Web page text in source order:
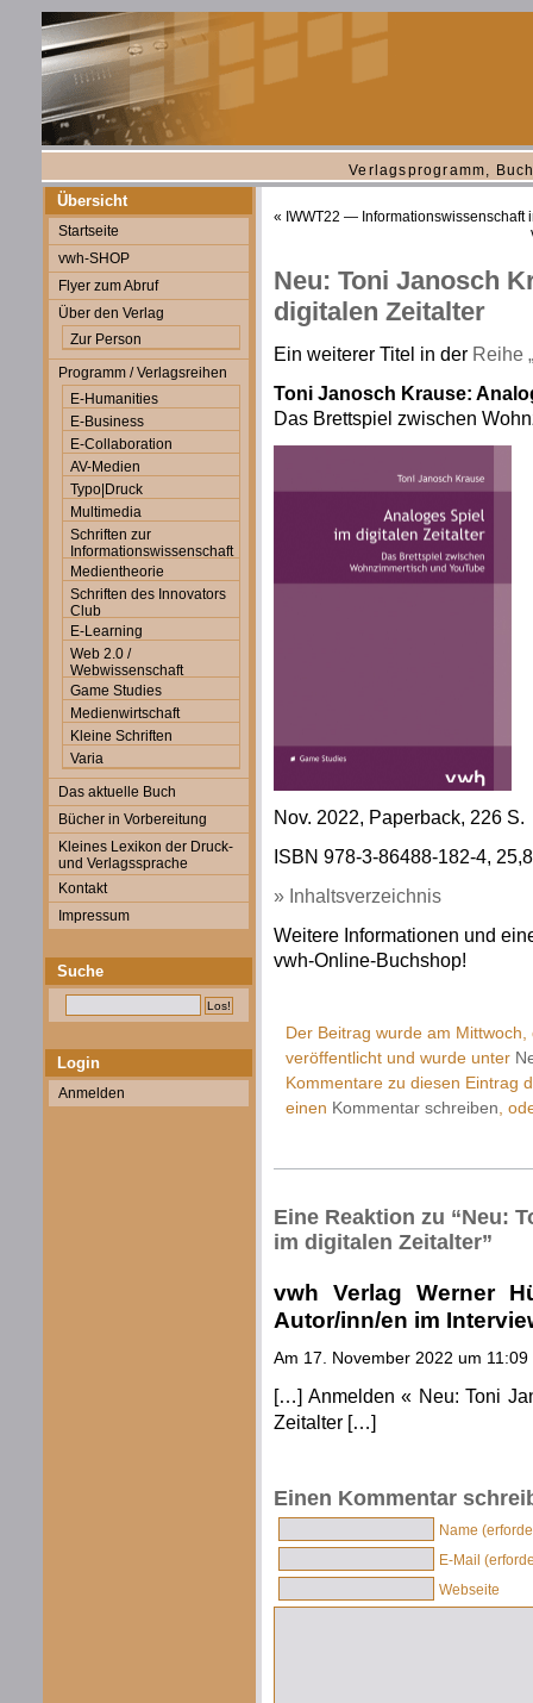
Verlagsprogramm,
Übersicht
Startseite
vwh-SHOP
Flyer zum Abruf
Über den Verlag
Zur Person
Programm / Verlagsreihen
E-Humanities
E-Business
E-Collaboration
AV-Medien
Typo|Druck
Multimedia
Schriften zur
Informationswissenschaft
Medientheorie
Schriften des Innovators
Club
E-Learning
Web 2.0 /
Webwissenschaft
Game Studies
Medienwirtschaft
Kleine Schriften
Varia
Das aktuelle Buch
Bücher in Vorbereitung
Kleines Lexikon der Druck-
und Verlagssprache
Kontakt
Impressum
Suche
Login
Anmelden
« IWWT22 — Informationswissenschaft
Neu: Toni Janosch
digitalen Zeitalter
Ein weiterer Titel in der Reihe
Toni Janosch Krause:
Das Brettspiel zwischen
Nov. 2022, Paperback, 226 S.
ISBN 978-3-86488-182-4,
» Inhaltsverzeichnis
Weitere Informationen und
vwh-Online-Buchshop!
Der Beitrag wurde am
veröffentlicht und wurde unter
Kommentare zu diesen Eintrag
einen Kommentar schreiben ,
Eine Reaktion zu “Neu:
im digitalen Zeitalter”
vwh Verlag Werner
Autor/inn/en im
Am 17. November 2022 um 11:09
[…] Anmelden « Neu: Toni
Zeitalter […]
Einen Kommentar
Name
E-Mail
Webseite